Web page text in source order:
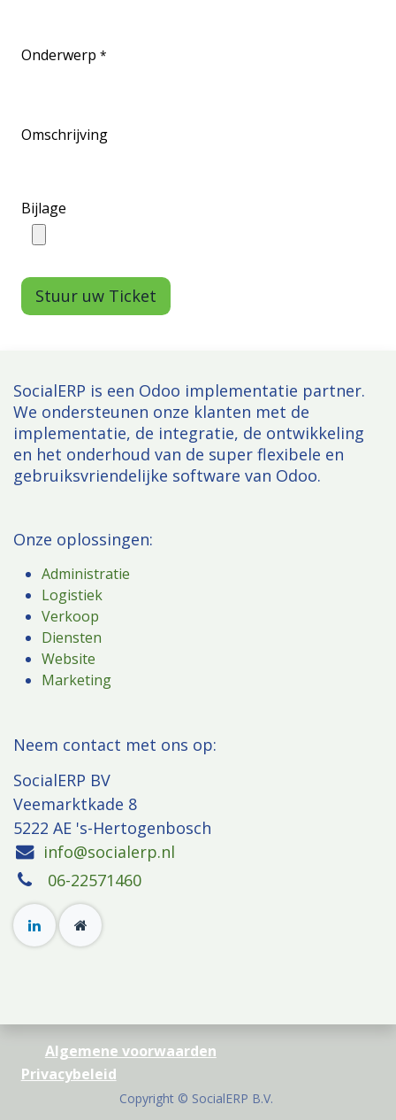
Onderwerp *
Omschrijving
Bijlage
Stuur uw Ticket
SocialERP is een Odoo implementatie partner.
We ondersteunen onze klanten met de
implementatie, de integratie, de ontwikkeling
en het onderhoud van de super flexibele en
gebruiksvriendelijke software van Odoo.
Onze oplossingen:
Administratie
Logistiek
Verkoop
Diensten
Website
Marketing
​Neem contact met ons op:
SocialERP BV
Veemarktkade 8
5222 AE 's-Hertogenbosch
info@socialerp.nl
06-22571460
Algemene voorwaarden
Privacybeleid
​​​Copyright © SocialERP B.V.